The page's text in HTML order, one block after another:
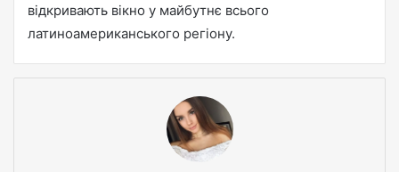
відкривають вікно у майбутнє всього
латиноамериканського регіону.